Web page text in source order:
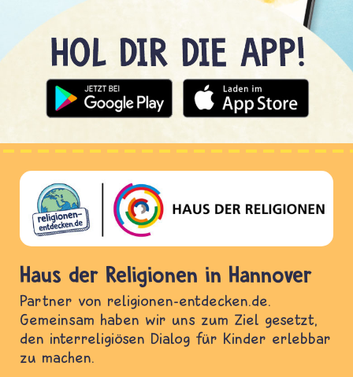
Haus der Religionen in Hannover
Partner von religionen-entdecken.de.
Gemeinsam haben wir uns zum Ziel gesetzt,
den interreligiösen Dialog für Kinder erlebbar
zu machen.